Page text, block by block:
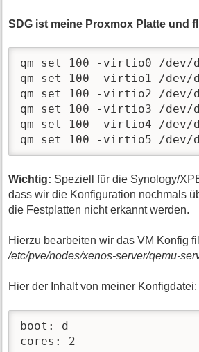
SDG ist meine Proxmox Platte und
qm set 100 -virtio0 /dev/disk/
qm set 100 -virtio1 /dev/disk/
qm set 100 -virtio2 /dev/disk/
qm set 100 -virtio3 /dev/disk/
qm set 100 -virtio4 /dev/
qm set 100 -virtio5 /dev/
Wichtig: Speziell für die Synology/
dass wir die Konfiguration nochmals
die Festplatten nicht erkannt werden.
Hierzu bearbeiten wir das VM Konfig
/etc/pve/nodes/xenos-server/qemu-
Hier der Inhalt von meiner Konfigdatei:
boot: d
cores: 2